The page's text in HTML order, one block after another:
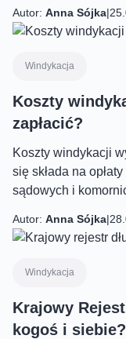
Autor: Anna Sójka|
Windykacja
Koszty
zapłacić?
Koszty windykacji
się składa na
sądowych i
Autor: Anna Sójka|
Windykacja
Krajowy
kogoś i siebie?